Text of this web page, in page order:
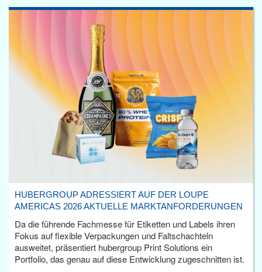
HUBERGROUP ADRESSIERT AUF DER LOUPE
AMERICAS 2026 AKTUELLE MARKTANFORDERUNGEN
Da die führende Fachmesse für Etiketten und Labels ihren
Fokus auf flexible Verpackungen und Faltschachteln
ausweitet, präsentiert hubergroup Print Solutions ein
Portfolio, das genau auf diese Entwicklung zugeschnitten ist.